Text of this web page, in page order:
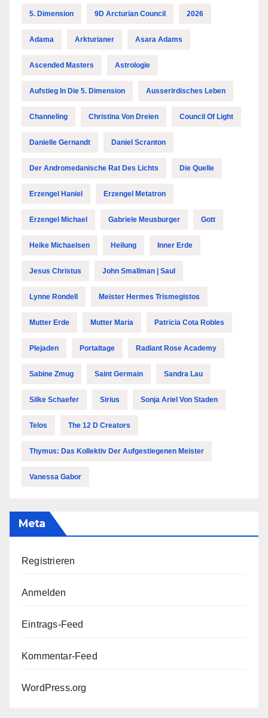
5. Dimension 9D Arcturian Council 2026
Adama Arkturianer Asara Adams
Ascended Masters Astrologie
Aufstieg In Die 5. Dimension Ausserirdisches Leben
Channeling Christina Von Dreien Council Of Light
Danielle Gernandt Daniel Scranton
Der Andromedanische Rat Des Lichts Die Quelle
Erzengel Haniel Erzengel Metatron
Erzengel Michael Gabriele Meusburger Gott
Heike Michaelsen Heilung Inner Erde
Jesus Christus John Smallman | Saul
Lynne Rondell Meister Hermes Trismegistos
Mutter Erde Mutter Maria Patricia Cota Robles
Plejaden Portaltage Radiant Rose Academy
Sabine Zmug Saint Germain Sandra Lau
Silke Schaefer Sirius Sonja Ariel Von Staden
Telos The 12 D Creators
Thymus: Das Kollektiv Der Aufgestiegenen Meister
Vanessa Gabor
Meta
Registrieren
Anmelden
Eintrags-Feed
Kommentar-Feed
WordPress.org